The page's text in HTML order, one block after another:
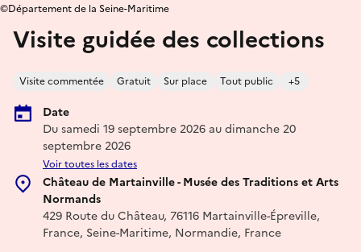
Visite guidée des collections
Visite commentée Gratuit Sur place Tout public +5
Date
Du samedi 19 septembre 2026 au dimanche 20
septembre 2026
Voir toutes les dates
Château de Martainville - Musée des Traditions et Arts
Normands
429 Route du Château, 76116 Martainville-Épreville,
France, Seine-Maritime, Normandie, France
©Département de la Seine-Maritime